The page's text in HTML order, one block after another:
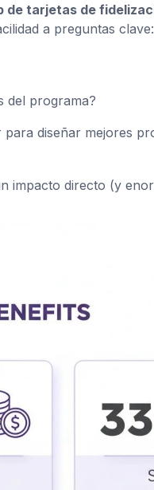
de tarjetas de
a preguntas clave:
del programa?
para diseñar mejores
impacto directo (y